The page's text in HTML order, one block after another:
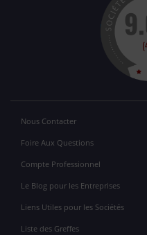
Nous Contacter
Foire Aux Questions
Compte Professionnel
Le Blog pour les Entreprises
Liens Utiles pour les Sociétés
Liste des Greffes